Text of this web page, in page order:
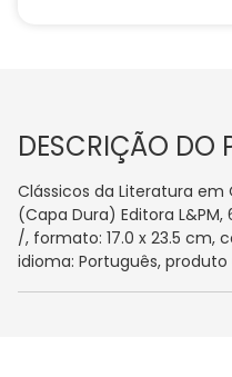
DESCRIÇÃO DO
Clássicos da Literatura
(Capa Dura) Editora
/, formato: 17.0 x 23.5 cm,
idioma: Português, produto